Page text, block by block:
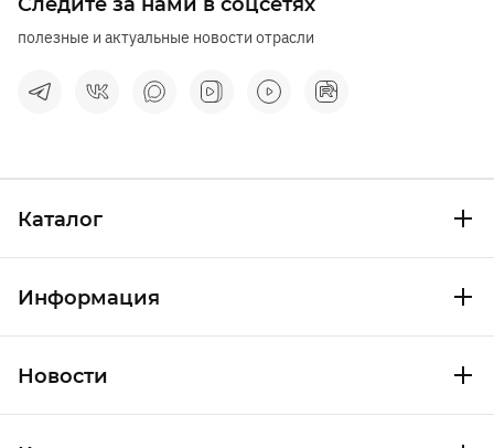
полезные и актуальные новости отрасли
Каталог
Информация
Новости